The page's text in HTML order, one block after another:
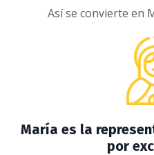
Así se convierte en
María es la
por